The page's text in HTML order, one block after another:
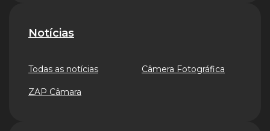
Notícias
Todas as notícias
ZAP Câmara
Câmera Fotográfica